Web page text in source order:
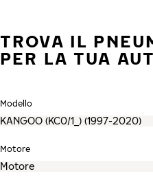
TROVA IL
PER LA TUA
Modello
Motore